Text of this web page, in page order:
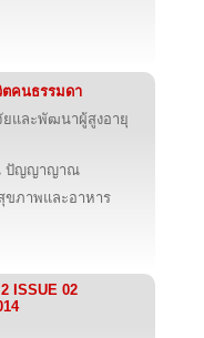
คนธรรมดา
และพัฒนาผู้สูงอายุ
ปัญญาญาณ
ขภาพและอาหาร
ISSUE 02